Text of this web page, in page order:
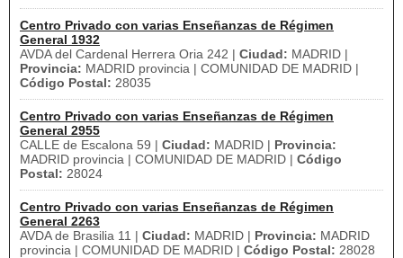
Centro Privado con varias Enseñanzas de Régimen
General 1932
AVDA del Cardenal Herrera Oria 242 | Ciudad: MADRID |
Provincia: MADRID provincia | COMUNIDAD DE MADRID |
Código Postal: 28035
Centro Privado con varias Enseñanzas de Régimen
General 2955
CALLE de Escalona 59 | Ciudad: MADRID | Provincia:
MADRID provincia | COMUNIDAD DE MADRID | Código
Postal: 28024
Centro Privado con varias Enseñanzas de Régimen
General 2263
AVDA de Brasilia 11 | Ciudad: MADRID | Provincia: MADRID
provincia | COMUNIDAD DE MADRID | Código Postal: 28028